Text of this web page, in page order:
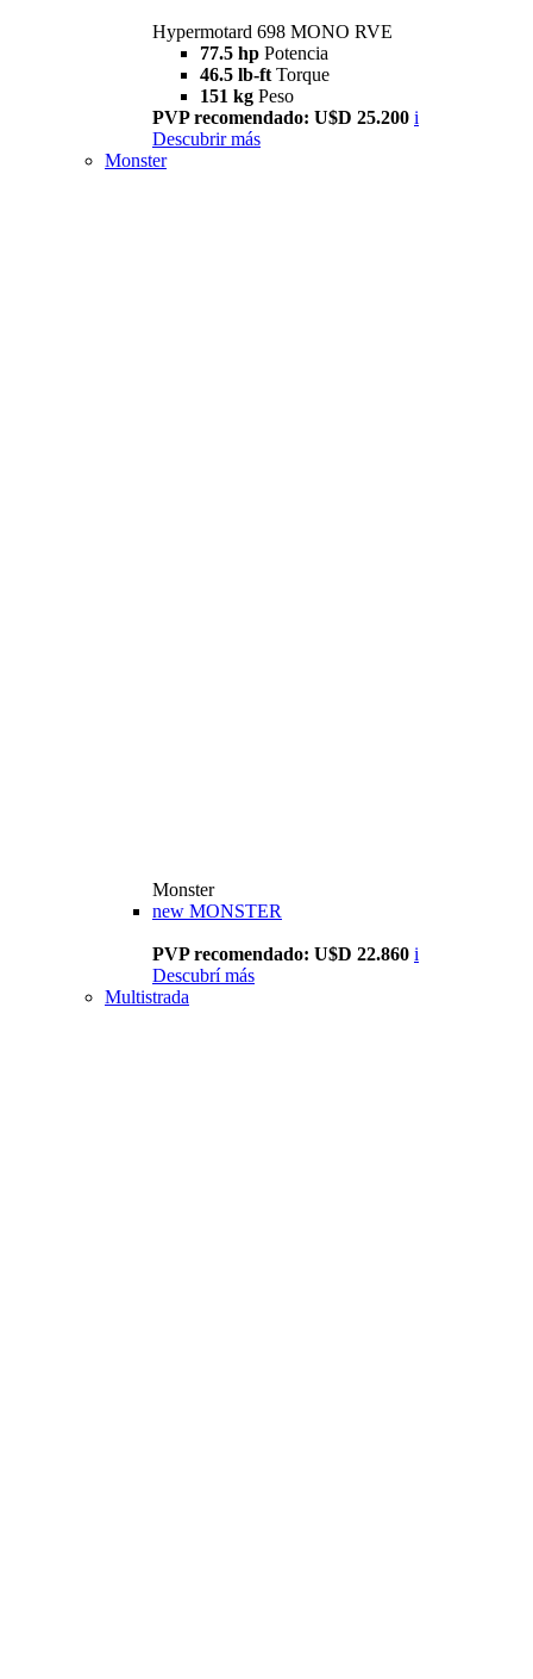
Hypermotard 698 MONO RVE
77.5 hp Potencia
46.5 lb-ft Torque
151 kg Peso
PVP recomendado: U$D 25.200 i
Descubrir más
Monster
Monster
new MONSTER
PVP recomendado: U$D 22.860 i
Descubrí más
Multistrada